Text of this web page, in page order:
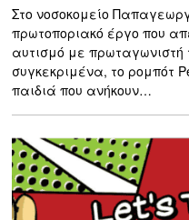
Στο νοσοκομείο
πρωτοποριακό έργο που
αυτισμό με πρωταγωνιστή
συγκεκριμένα, το ρομπότ
παιδιά που ανήκουν…